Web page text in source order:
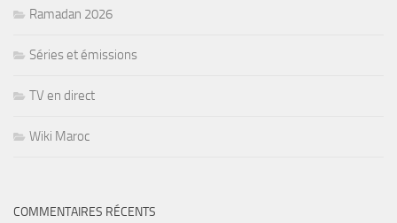
Ramadan 2026
Séries et émissions
TV en direct
Wiki Maroc
COMMENTAIRES RÉCENTS